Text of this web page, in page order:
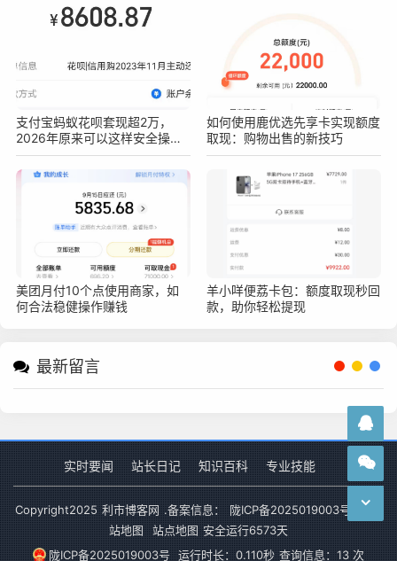
支付宝蚂蚁花呗套现超2万，
2026年原来可以这样安全操作
不被查！真实亲测方法分享
如何使用鹿优选先享卡实现额度
取现：购物出售的新技巧
美团月付10个点使用商家，如
何合法稳健操作赚钱
羊小咩便荔卡包：额度取现秒回
款，助你轻松提现
最新留言
实时要闻 站长日记 知识百科 专业技能
Copyright2025 利市博客网 .备案信息： 陇ICP备2025019003号-1
站地图
站点地图 安全运行6573天
陇ICP备2025019003号 运行时长：0.110秒 查询信息：13 次